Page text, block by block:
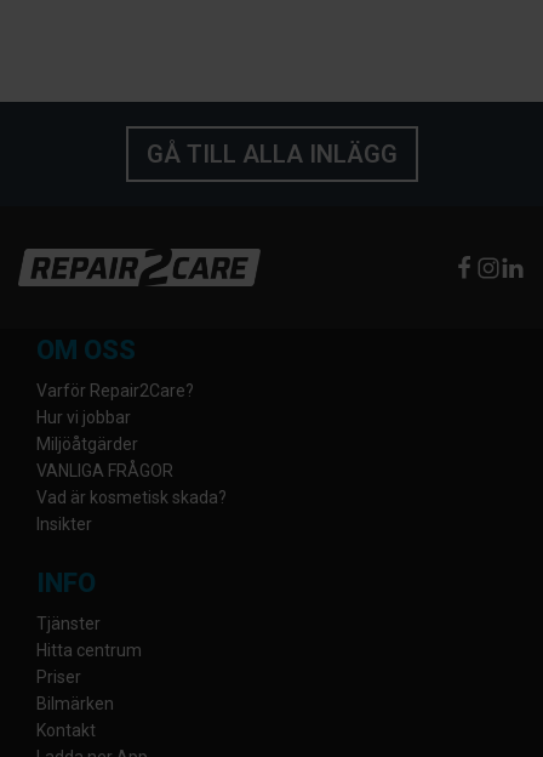
GÅ TILL ALLA INLÄGG
OM OSS
Varför Repair2Care?
Hur vi jobbar
Miljöåtgärder
VANLIGA FRÅGOR
Vad är kosmetisk skada?
Insikter
INFO
Tjänster
Hitta centrum
Priser
Bilmärken
Kontakt